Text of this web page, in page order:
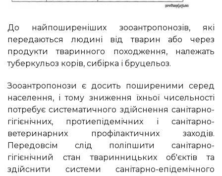
До найпоширеніших зооантропонозів, які
передаються людині від тварин або через
продукти тваринного походження, належать
туберкульоз корів, сибірка і бруцельоз.
Зооантропонози є досить поширеними серед
населення, і тому зниження їхньої чисельності
потребує систематичного здійснення санітарно-
гігієнічних, протиепідемічних і санітарно-
ветеринарних профілактичних заходів.
Передовсім слід поліпшити санітарно-
гігієнічний стан тваринницьких об'єктів та
здійснити системи санітарно-епідемічного